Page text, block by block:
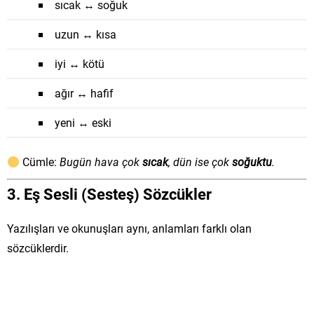
sıcak ↔ soğuk
uzun ↔ kısa
iyi ↔ kötü
ağır ↔ hafif
yeni ↔ eski
Cümle:Bugün hava çoksıcak, dün ise çoksoğuktu.
3. Eş Sesli (Sesteş) Sözcükler
Yazılışları ve okunuşları aynı, anlamları farklı olan
sözcüklerdir.